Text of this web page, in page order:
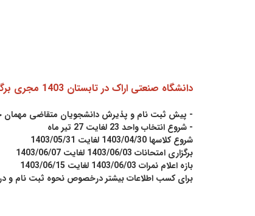
دانشگاه صنعتی اراک در تابستان 1403 مجری برگزاری ترم تابستان می باشد. کلاس ها بصورت حضوری مطابق با زمانبندی زیر برگزار خواهد شد.
- پیش ثبت نام و پذیرش دانشجویان متقاضی مهمان خارج از
- شروع انتخاب واحد 23 لغایت 27 تیر ماه
شروع کلاسها 1403/04/30 لغایت 1403/05/31
برگزاری امتحانات 1403/06/03 لغایت 1403/06/07
بازه اعلام نمرات 1403/06/03 لغایت 1403/06/15
برای کسب اطلاعات بیشتر درخصوص نحوه ثبت نام و